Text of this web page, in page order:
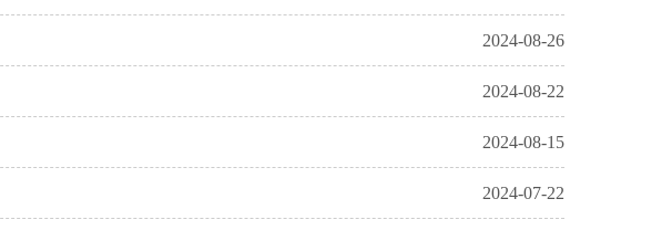
2024-08-26
2024-08-22
2024-08-15
2024-07-22